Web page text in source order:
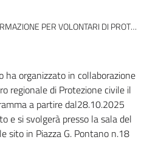
DI PROTEZIONE CIVILE IN LOCALITA’ CERRETO DI SPOLETO
ha organizzato in collaborazione
regionale di Protezione civile il
a partire dal28.10.2025
e si svolgerà presso la sala del
sito in Piazza G. Pontano n.18